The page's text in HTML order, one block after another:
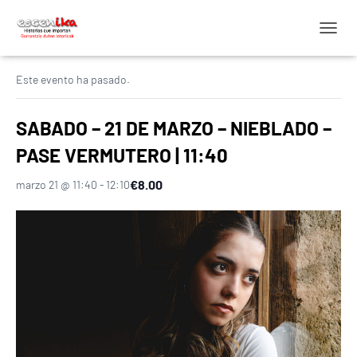
A
I
R
E
N
A
V
E
G
A
C
I
« Todos los Eventos
Este evento ha pasado.
SABADO – 21 DE MARZO – NIEBLADO –
PASE VERMUTERO | 11:40
marzo 21 @ 11:40 - 12:10€8.00